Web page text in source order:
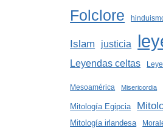
Folclore
Islam justicia
Leyendas celtas
Mesoamérica Misericordia
Mitología Egipcia
Mitología irlandesa